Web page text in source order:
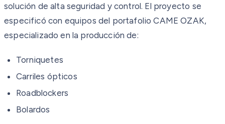
solución de alta seguridad y control. El proyecto se
especificó con equipos del portafolio CAME OZAK,
especializado en la producción de:
Torniquetes
Carriles ópticos
Roadblockers
Bolardos